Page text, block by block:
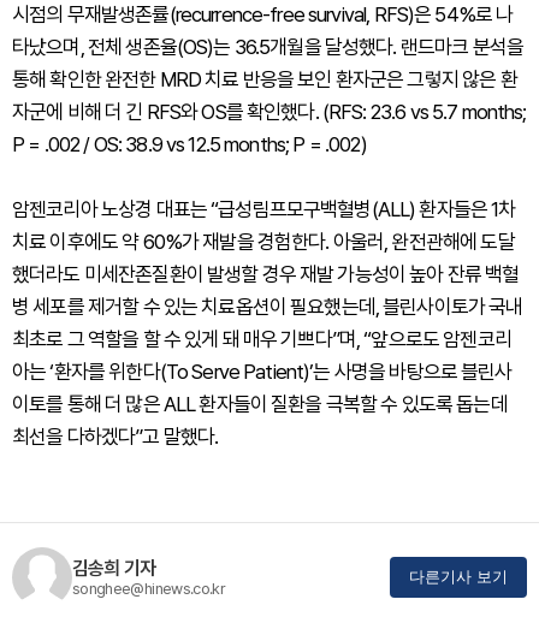
시점의 무재발생존률(recurrence-free survival, RFS)은 54%로 나
타났으며, 전체 생존율(OS)는 36.5개월을 달성했다. 랜드마크 분석을
통해 확인한 완전한 MRD 치료 반응을 보인 환자군은 그렇지 않은 환
자군에 비해 더 긴 RFS와 OS를 확인했다. (RFS: 23.6 vs 5.7 months;
P = .002 / OS: 38.9 vs 12.5 months; P = .002)
암젠코리아 노상경 대표는 “급성림프모구백혈병(ALL) 환자들은 1차
치료 이후에도 약 60%가 재발을 경험한다. 아울러, 완전관해에 도달
했더라도 미세잔존질환이 발생할 경우 재발 가능성이 높아 잔류 백혈
병 세포를 제거할 수 있는 치료옵션이 필요했는데, 블린사이토가 국내
최초로 그 역할을 할 수 있게 돼 매우 기쁘다”며, “앞으로도 암젠코리
아는 ‘환자를 위한다(To Serve Patient)’는 사명을 바탕으로 블린사
이토를 통해 더 많은 ALL 환자들이 질환을 극복할 수 있도록 돕는데
최선을 다하겠다”고 말했다.
김송희 기자
songhee@hinews.co.kr
다른기사 보기